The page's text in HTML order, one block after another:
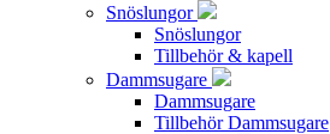
Snöslungor
Snöslungor
Tillbehör & kapell
Dammsugare
Dammsugare
Tillbehör Dammsugare